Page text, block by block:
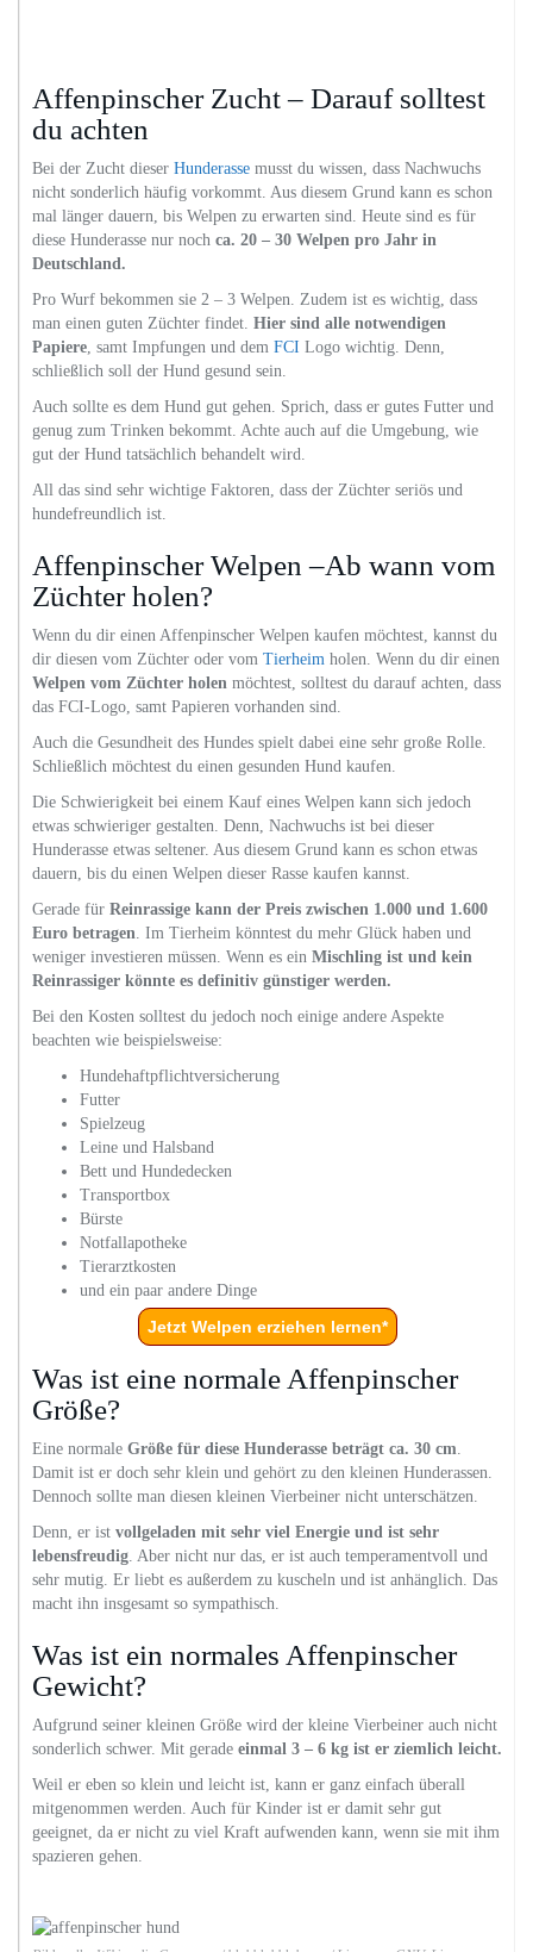
Affenpinscher Zucht – Darauf solltest
du achten
Bei der Zucht dieser Hunderasse musst du wissen, dass Nachwuchs
nicht sonderlich häufig vorkommt. Aus diesem Grund kann es schon
mal länger dauern, bis Welpen zu erwarten sind. Heute sind es für
diese Hunderasse nur noch ca. 20 – 30 Welpen pro Jahr in
Deutschland.
Pro Wurf bekommen sie 2 – 3 Welpen. Zudem ist es wichtig, dass
man einen guten Züchter findet. Hier sind alle notwendigen
Papiere, samt Impfungen und dem FCI Logo wichtig. Denn,
schließlich soll der Hund gesund sein.
Auch sollte es dem Hund gut gehen. Sprich, dass er gutes Futter und
genug zum Trinken bekommt. Achte auch auf die Umgebung, wie
gut der Hund tatsächlich behandelt wird.
All das sind sehr wichtige Faktoren, dass der Züchter seriös und
hundefreundlich ist.
Affenpinscher Welpen –Ab wann vom
Züchter holen?
Wenn du dir einen Affenpinscher Welpen kaufen möchtest, kannst du
dir diesen vom Züchter oder vom Tierheim holen. Wenn du dir einen
Welpen vom Züchter holen möchtest, solltest du darauf achten, dass
das FCI-Logo, samt Papieren vorhanden sind.
Auch die Gesundheit des Hundes spielt dabei eine sehr große Rolle.
Schließlich möchtest du einen gesunden Hund kaufen.
Die Schwierigkeit bei einem Kauf eines Welpen kann sich jedoch
etwas schwieriger gestalten. Denn, Nachwuchs ist bei dieser
Hunderasse etwas seltener. Aus diesem Grund kann es schon etwas
dauern, bis du einen Welpen dieser Rasse kaufen kannst.
Gerade für Reinrassige kann der Preis zwischen 1.000 und 1.600
Euro betragen. Im Tierheim könntest du mehr Glück haben und
weniger investieren müssen. Wenn es ein Mischling ist und kein
Reinrassiger könnte es definitiv günstiger werden.
Bei den Kosten solltest du jedoch noch einige andere Aspekte
beachten wie beispielsweise:
Hundehaftpflichtversicherung
Futter
Spielzeug
Leine und Halsband
Bett und Hundedecken
Transportbox
Bürste
Notfallapotheke
Tierarztkosten
und ein paar andere Dinge
Jetzt Welpen erziehen lernen*
Was ist eine normale Affenpinscher
Größe?
Eine normale Größe für diese Hunderasse beträgt ca. 30 cm.
Damit ist er doch sehr klein und gehört zu den kleinen Hunderassen.
Dennoch sollte man diesen kleinen Vierbeiner nicht unterschätzen.
Denn, er ist vollgeladen mit sehr viel Energie und ist sehr
lebensfreudig. Aber nicht nur das, er ist auch temperamentvoll und
sehr mutig. Er liebt es außerdem zu kuscheln und ist anhänglich. Das
macht ihn insgesamt so sympathisch.
Was ist ein normales Affenpinscher
Gewicht?
Aufgrund seiner kleinen Größe wird der kleine Vierbeiner auch nicht
sonderlich schwer. Mit gerade einmal 3 – 6 kg ist er ziemlich leicht.
Weil er eben so klein und leicht ist, kann er ganz einfach überall
mitgenommen werden. Auch für Kinder ist er damit sehr gut
geeignet, da er nicht zu viel Kraft aufwenden kann, wenn sie mit ihm
spazieren gehen.